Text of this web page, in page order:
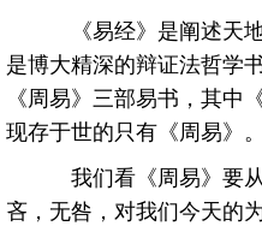
《易经》是阐述天地
是博大精深的辩证法哲学
《周易》三部易书，其中
现存于世的只有《周易》。
我们看《周易》要从
吝，无咎，对我们今天的